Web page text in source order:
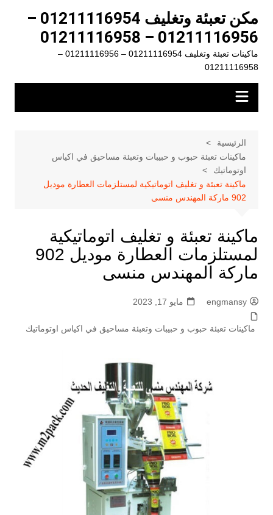
المحتوى
مكن تعبئة وتغليف 01211116954 –
01211116956 – 01211116958
ماكينات تعبئة وتغليف 01211116954 – 01211116956 –
01211116958
الرئيسية
ماكينات تعبئة حبوب و حبيبات وتعبئة مساحيق في اكياس
اوتوماتيك
ماكينة تعبئة و تغليف اتوماتيكية لمستلزمات العطارة موديل
902 ماركة المهندس منسى
ماكينة تعبئة و تغليف اتوماتيكية
لمستلزمات العطارة موديل 902
ماركة المهندس منسى
engmansy مايو 17, 2023
ماكينات تعبئة حبوب و حبيبات وتعبئة مساحيق في اكياس اوتوماتيك